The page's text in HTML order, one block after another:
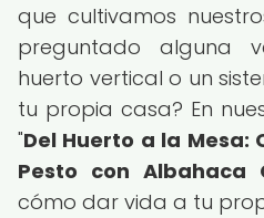
que cultivamos
preguntado alguna
huerto vertical o un
tu propia casa? En
"Del Huerto a la Mesa:
Pesto con Albahaca
cómo dar vida a tu